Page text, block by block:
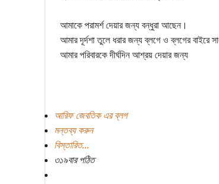
আমাকে পরামর্শ দেয়ার জন্য বন্ধুরা আছেন।
আমার দূর্দশা তুলে ধরার জন্য ব্লগে ও ব্লগের বাইরে
আমার পরিবারকে দীর্ঘদিন আশ্রয় দেয়ার জন্য
আরিফ জেবতিক এর ব্লগ
মন্তব্য করুন
বিস্তারিত...
৩১৯বার পঠিত